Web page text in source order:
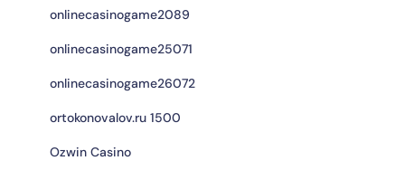
onlinecasinogame2089
onlinecasinogame25071
onlinecasinogame26072
ortokonovalov.ru 1500
Ozwin Casino